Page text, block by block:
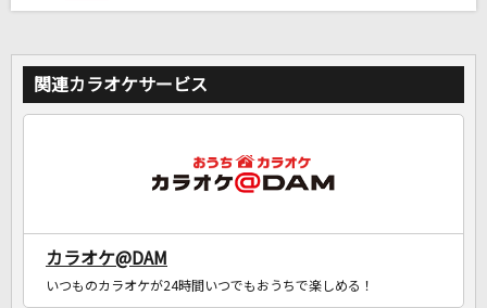
家族や友達と一緒に！練習にも！
関連カラオケサービス
カラオケ@DAM
いつものカラオケが24時間いつでもおうちで楽しめる！